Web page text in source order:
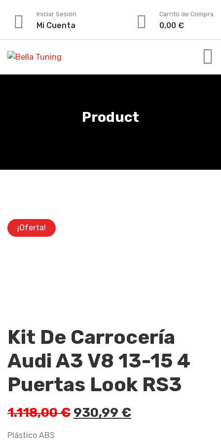
content
Iniciar Sesión
Mi Cuenta
Carrito de Compra
0,00 €
Product
¡Oferta!
Kit De Carrocería
Audi A3 V8 13-15 4
Puertas Look RS3
1.118,00€ El
930,99 €El
Plástico ABS